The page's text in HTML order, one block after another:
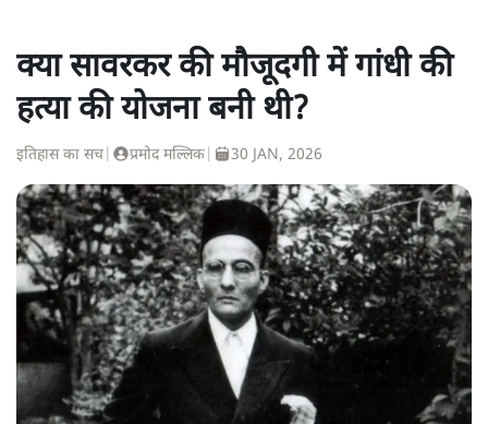
क्या सावरकर की मौजूदगी में गांधी की
हत्या की योजना बनी थी?
इतिहास का सच प्रमोद मल्लिक 30 JAN, 2026